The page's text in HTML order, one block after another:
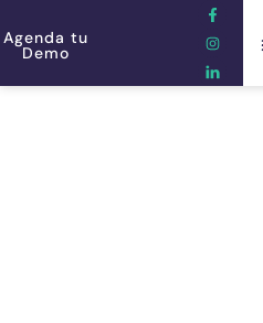
Agenda tu
Demo